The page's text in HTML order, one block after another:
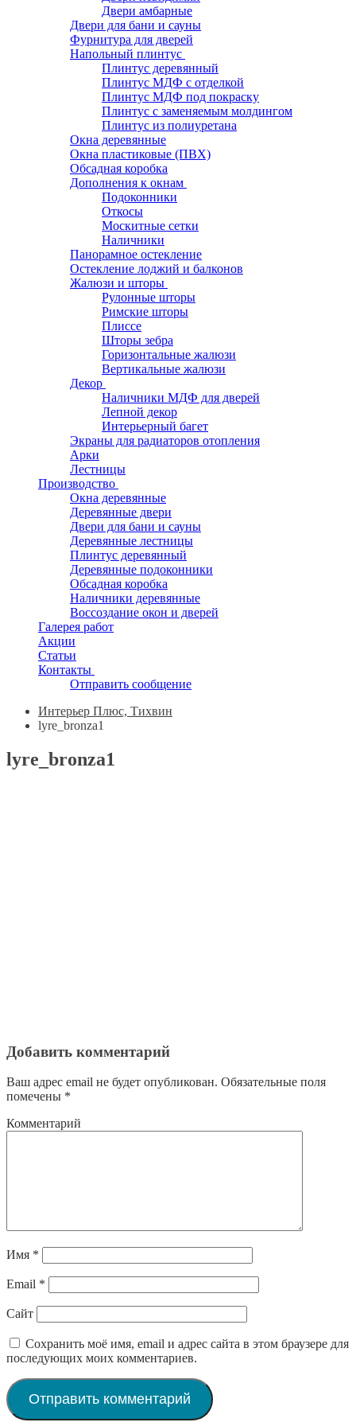
Двери амбарные
Двери для бани и сауны
Фурнитура для дверей
Напольный плинтус
Плинтус деревянный
Плинтус МДФ с отделкой
Плинтус МДФ под покраску
Плинтус с заменяемым молдингом
Плинтус из полиуретана
Окна деревянные
Окна пластиковые (ПВХ)
Обсадная коробка
Дополнения к окнам
Подоконники
Откосы
Москитные сетки
Наличники
Панорамное остекление
Остекление лоджий и балконов
Жалюзи и шторы
Рулонные шторы
Римские шторы
Плиссе
Шторы зебра
Горизонтальные жалюзи
Вертикальные жалюзи
Декор
Наличники МДФ для дверей
Лепной декор
Интерьерный багет
Экраны для радиаторов отопления
Арки
Лестницы
Производство
Окна деревянные
Деревянные двери
Двери для бани и сауны
Деревянные лестницы
Плинтус деревянный
Деревянные подоконники
Обсадная коробка
Наличники деревянные
Воссоздание окон и дверей
Галерея работ
Акции
Статьи
Контакты
Отправить сообщение
Интерьер Плюс, Тихвин
lyre_bronza1
lyre_bronza1
Добавить комментарий
Ваш адрес email не будет опубликован. Обязательные поля
помечены *
Комментарий
Имя *
Email *
Сайт
Сохранить моё имя, email и адрес сайта в этом браузере для
последующих моих комментариев.